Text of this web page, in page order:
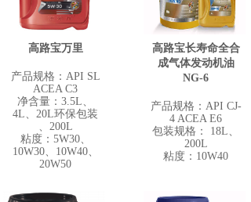
高路宝万里
产品规格：API SL
ACEA C3
净含量：3.5L、
4L、20L环保包装
、200L
粘度：5W30、
10W30、10W40、
20W50
高路宝长寿命全合
成气体发动机油
NG-6
产品规格：API CJ-
4 ACEA E6
包装规格： 18L、
200L
粘度：10W40